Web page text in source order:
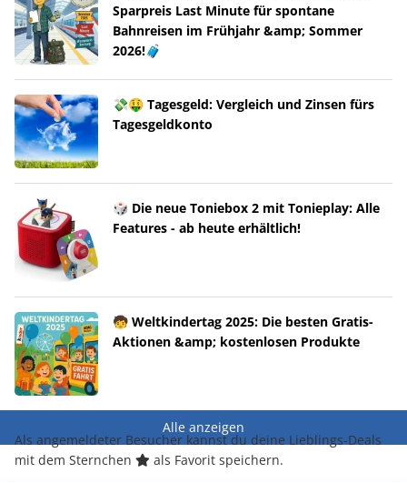
Sparpreis Last Minute für spontane
Bahnreisen im Frühjahr &amp; Sommer
2026!🧳
💸🤑 Tagesgeld: Vergleich und Zinsen fürs
Tagesgeldkonto
🎲 Die neue Toniebox 2 mit Tonieplay: Alle
Features - ab heute erhältlich!
🧒 Weltkindertag 2025: Die besten Gratis-
Aktionen &amp; kostenlosen Produkte
Alle anzeigen
Als angemeldeter Besucher kannst du deine Lieblings-Deals
mit dem Sternchen
als Favorit speichern.